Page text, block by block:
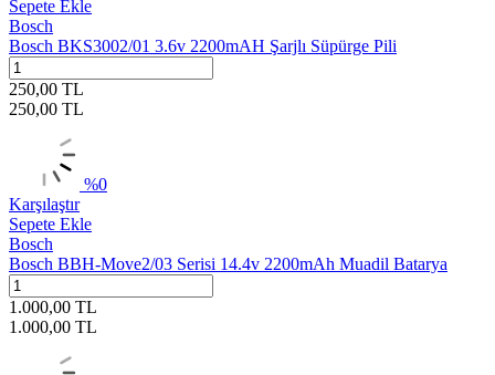
Sepete Ekle
Bosch
Bosch BKS3002/01 3.6v 2200mAH Şarjlı Süpürge Pili
250,00 TL
250,00 TL
%0
Karşılaştır
Sepete Ekle
Bosch
Bosch BBH-Move2/03 Serisi 14.4v 2200mAh Muadil Batarya
1.000,00 TL
1.000,00 TL